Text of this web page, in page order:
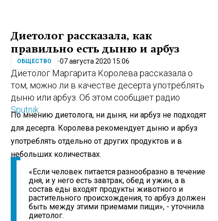
Диетолог рассказала, как
правильно есть дыню и арбуз
ОБЩЕСТВО 07 августа 2020 15:06
Диетолог Маргарита Королева рассказала о
том, можно ли в качестве десерта употреблять
дыню или арбуз. Об этом сообщает радио
Sputnik
По мнению диетолога, ни дыня, ни арбуз не подходят
для десерта. Королева рекомендует дыню и арбуз
употреблять отдельно от других продуктов и в
небольших количествах.
«Если человек питается разнообразно в течение
дня, и у него есть завтрак, обед и ужин, а в
состав еды входят продукты животного и
растительного происхождения, то арбуз должен
быть между этими приемами пищи», - уточнила
диетолог.